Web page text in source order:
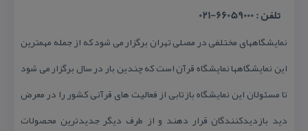
تلفن : 66059000-021
نمایشگاههای مختلفی در مصلی تهران برگزار می شود كه از جمله مهمترین
این نمایشگاهها نمایشگاه قرآن است كه چندین بار در سال برگزار می شود
تا مسئولان این نمایشگاه بازتابی از فعالیت های قرآنی كشور را در معرض
دید بازدیدكنندگان قرار دهند و از طرف دیگر جدیدترین محصولات